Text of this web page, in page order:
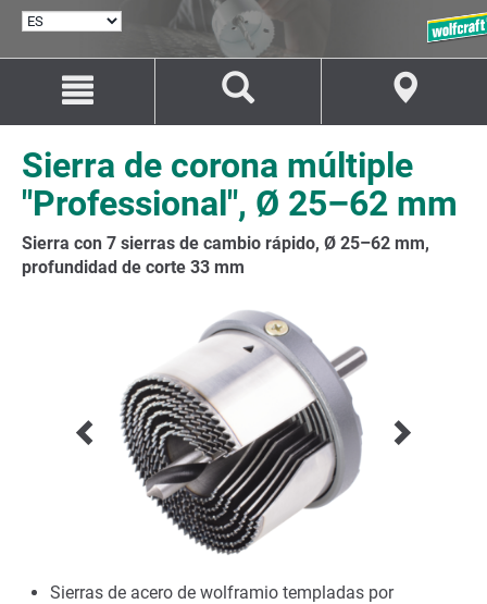
SELECCIONAR
contenido
la
navegación
Sierra de corona múltiple
"Professional", Ø 25–62 mm
Sierra con 7 sierras de cambio rápido, Ø 25–62 mm,
profundidad de corte 33 mm
Sierras de acero de wolframio templadas por